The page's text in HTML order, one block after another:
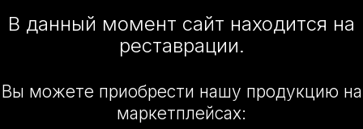
В данный момент сайт находится на
реставрации.
Вы можете приобрести нашу продукцию на
маркетплейсах: